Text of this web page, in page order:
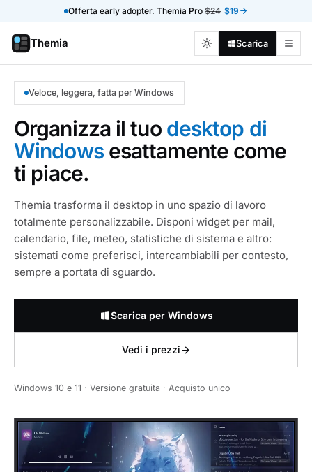
Offerta early adopter. Themia Pro $24 $19
Themia Scarica
Veloce, leggera, fatta per Windows
Organizza il tuo desktop di
Windowsesattamente come
ti piace.
Themia trasforma il desktop in uno spazio di lavoro
totalmente personalizzabile. Disponi widget per mail,
calendario, file, meteo, statistiche di sistema e altro:
sistemati come preferisci, intercambiabili per contesto,
sempre a portata di sguardo.
Scarica per Windows
Vedi i prezzi
Windows 10 e 11 · Versione gratuita · Acquisto unico